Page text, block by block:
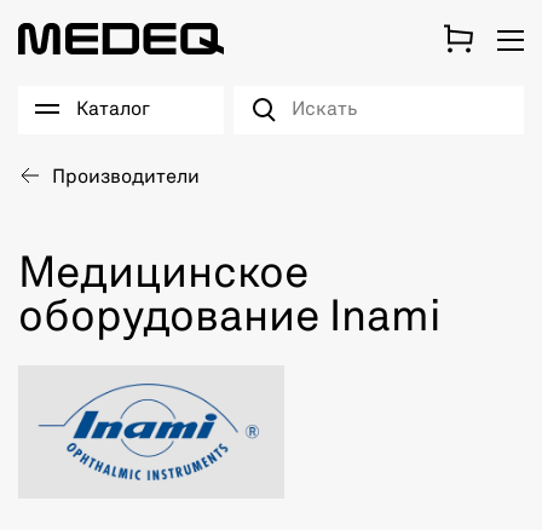
Каталог
Производители
Медицинское
оборудование Inami